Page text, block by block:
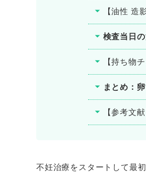
【油性 造
検査当日
【持ち物
まとめ：
【参考文献
不妊治療をスタートして最